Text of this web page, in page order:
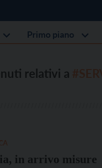
Primo piano
relativi a
in arrivo misure